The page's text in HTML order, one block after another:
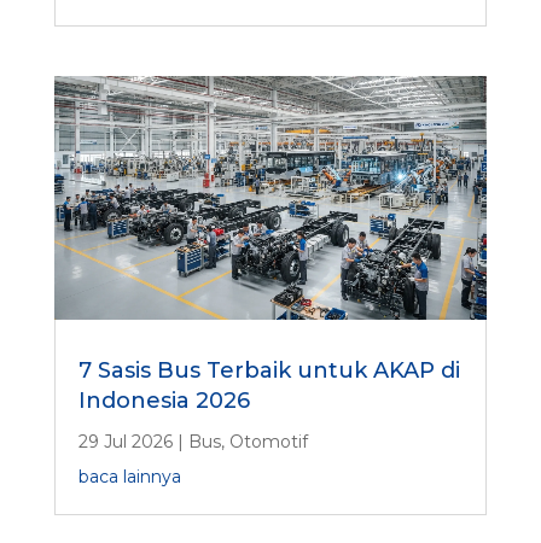
7 Sasis Bus Terbaik untuk AKAP di
Indonesia 2026
29 Jul 2026| Bus, Otomotif
baca lainnya